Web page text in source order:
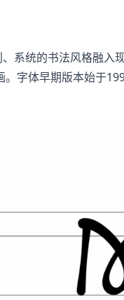
系统的书法风格融入
。字体早期版本始于